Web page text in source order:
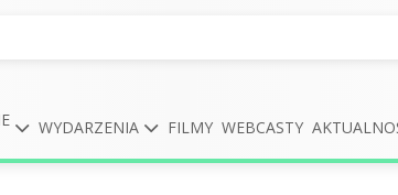
WYDARZENIA FILMY WEBCASTY